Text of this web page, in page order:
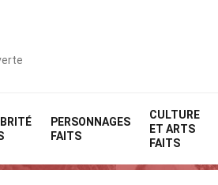
PERSONNAGES
FAITS
CULTURE
ET ARTS
FAITS